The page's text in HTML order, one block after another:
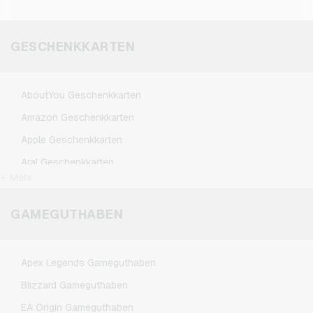
unterstützt wird.
GESCHENKKARTEN
AboutYou Geschenkkarten
Amazon Geschenkkarten
Apple Geschenkkarten
Aral Geschenkkarten
BestChoice Premium Geschenkkarten
GAMEGUTHABEN
Apex Legends Gameguthaben
Blizzard Gameguthaben
EA Origin Gameguthaben